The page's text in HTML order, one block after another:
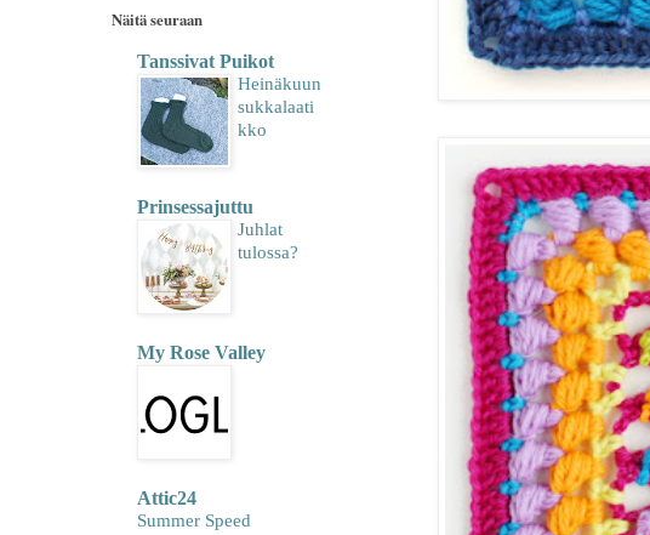
Näitä seuraan
Tanssivat Puikot
Heinäkuun
sukkalaati
kko
Prinsessajuttu
Juhlat
tulossa?
My Rose Valley
Attic24
Summer Speed